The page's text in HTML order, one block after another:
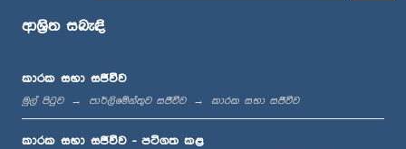
ප.ව. 1:36 - ප.ව. 1:44
ආශ්‍රිත සබැඳි
කාරක සභා සජීවීව
මුල් පිටුව පාර්ලිමේන්තුව සජීවීව කාරක සභා සජීවීව
කාරක සභා සජීවීව - පටිගත කළ